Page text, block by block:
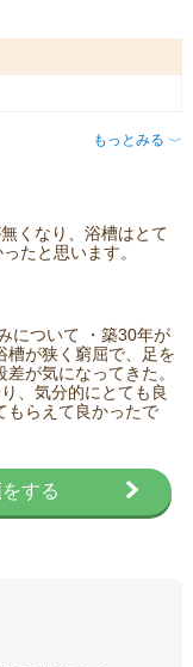
もっとみる 〈
くなり、浴槽はとて
たと思います。
について ・築30年が
槽が狭く窮屈で、足を
が気になってきた。
、気分的にとても良
もらえて良かったで
する